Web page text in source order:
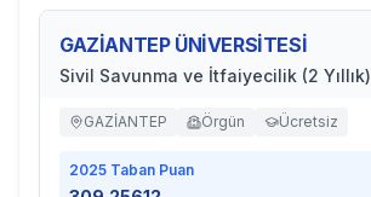
GAZİANTEP ÜNİVERSİTESİ
Sivil Savunma ve İtfaiyecilik (2 Yıllık)
GAZİANTEP Örgün Ücretsiz
2025 Taban Puan